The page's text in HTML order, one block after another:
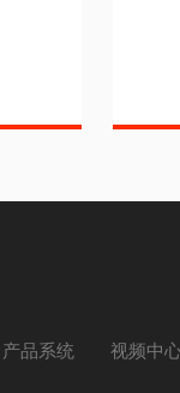
产品系统 视频中